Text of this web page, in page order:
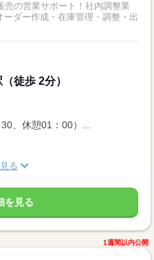
売の営業サポート！社内調整業
ダー作成・在庫管理・調整・出
徒歩 2分）
、休憩01：00）...
る
を見る
1週間以内公開